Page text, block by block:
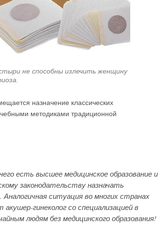
не способны излечить женщину
назначение классических
методиками традиционной
есть высшее медицинское образование и
законодательству назначать
ситуация во многих странах
гинеколог со специализацией в
людям без медицинского образования!